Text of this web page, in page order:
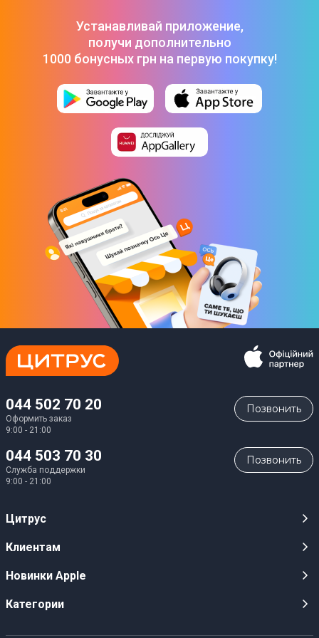
- 1 699 ₴
Устанавливай приложение,
получи дополнительно
1000 бонусных грн на первую покупку!
044 502 70 20
Оформить заказ
9:00 - 21:00
Позвонить
044 503 70 30
Служба поддержки
9:00 - 21:00
Позвонить
Цитрус
Карьера
Оптовым клиентам
Клиентам
Публичные оферты
Новинки Apple
iPhone 17
Категории